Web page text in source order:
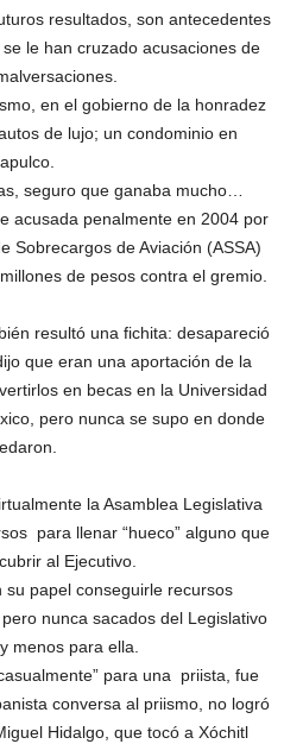
resultados, son antecedentes
le han cruzado acusaciones de
en el gobierno de la honradez
de lujo; un condominio en
seguro que ganaba mucho…
acusada penalmente en 2004 por
Sobrecargos de Aviación (ASSA)
de pesos contra el gremio.
resultó una fichita: desapareció
que eran una aportación de la
en becas en la Universidad
pero nunca se supo en donde
la Asamblea Legislativa
para llenar “hueco” alguno que
al Ejecutivo.
papel conseguirle recursos
nunca sacados del Legislativo
menos para ella.
para una priista, fue
conversa al priismo, no logró
Hidalgo, que tocó a Xóchitl